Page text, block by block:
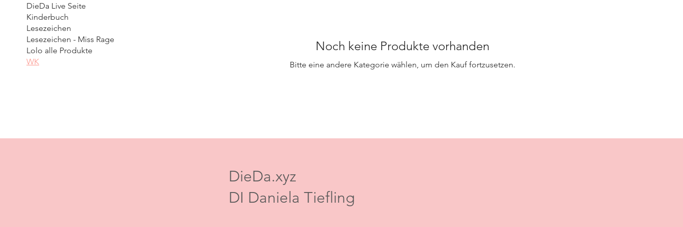
DieDa Live Seite
Kinderbuch
Lesezeichen
Lesezeichen - Miss Rage
Lolo alle Produkte
WK
Noch keine Produkte vorhanden
Bitte eine andere Kategorie wählen, um den Kauf fortzusetzen.
DieDa.xyz
DI Daniela Tiefling